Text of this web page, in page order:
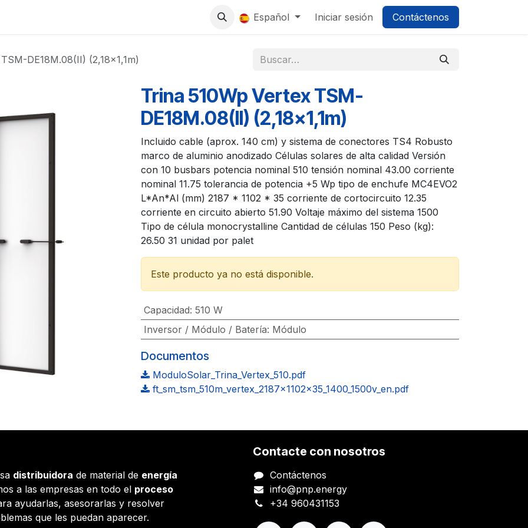
0 Español Iniciar sesión Contáctenos
DE18M.08(II) (2,18x1,1m)
Trina 510Wp Vertex TSM-
DE18M.08(II) (2,18x1,1m)
Incluido cable (aprox. 140 cm) y sistema de conectores TS4 Robusto
marco de aluminio anodizado Células solares de alta calidad Versión
con 10 busbars potencia nominal 510 tensión nominal 43.00 corriente
nominal 11.75 tolerancia de potencia +5 Wp tipo de enchufe MC4EVO2
L*An*Al (mm) 2187 * 1102 * 35 corriente de cortocircuito 12.35
corriente en circuito abierto 51.90 Voltaje máximo del sistema 1500
Tipo de célula monocrystalline Cantidad de células 150 Peso (kg):
26.50 31 unidad por palet
Este producto ya no está disponible.
Capacidad: 510 W
Inversor / Módulo / Batería: Módulo
Documentos
ModuloSolar_Trina_Vertex_510.pdf
ft_sm_tsm_510m_vertex_2187x1102x35_1400_1500v_en.pdf
distribuidora de material de energía
a las empresas en todo el proceso
ayudarlas, asesorarlas y resolver
que les puedan aparecer.
Contacte con nosotros
Contáctenos
info@pnp.energy
+34 960431153